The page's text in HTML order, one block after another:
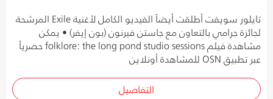
تايلور سويفت أطلقت أيضاً الفيديو الكامل لأغنية Exile المرشحة
لجائزة جرامي بالتعاون مع جاستن فيرنون (بون إيفر) • يمكن
مشاهدة فيلم folklore: the long pond studio sessions حصرياً
عبر تطبيق OSN للمشاهدة أونلاين
التفاصيل